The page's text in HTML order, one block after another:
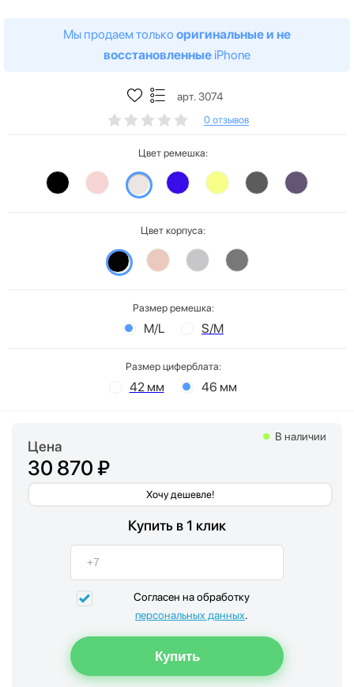
Мы продаем только оригинальные и не
восстановленные iPhone
арт. 3074
0 отзывов
Цвет ремешка:
Цвет корпуса:
Размер ремешка:
M/L S/M
Размер циферблата:
42 мм 46 мм
Цена
30 870 ₽
Хочу дешевле!
В наличии
Купить в 1 клик
Согласен на обработку
персональных данных.